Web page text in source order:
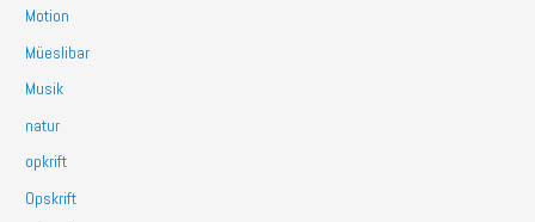
Motion
Müeslibar
Musik
natur
opkrift
Opskrift